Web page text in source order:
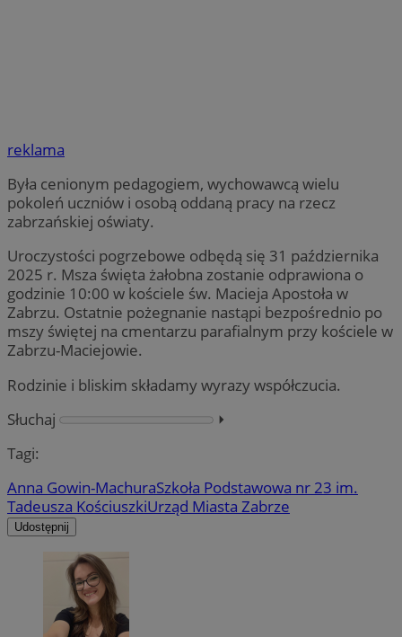
reklama
Była cenionym pedagogiem, wychowawcą wielu
pokoleń uczniów i osobą oddaną pracy na rzecz
zabrzańskiej oświaty.
Uroczystości pogrzebowe odbędą się 31 października
2025 r. Msza święta żałobna zostanie odprawiona o
godzinie 10:00 w kościele św. Macieja Apostoła w
Zabrzu. Ostatnie pożegnanie nastąpi bezpośrednio po
mszy świętej na cmentarzu parafialnym przy kościele w
Zabrzu-Maciejowie.
Rodzinie i bliskim składamy wyrazy współczucia.
Słuchaj
⏵︎
Tagi:
Anna Gowin-MachuraSzkoła Podstawowa nr 23 im.
Tadeusza KościuszkiUrząd Miasta Zabrze
Udostępnij